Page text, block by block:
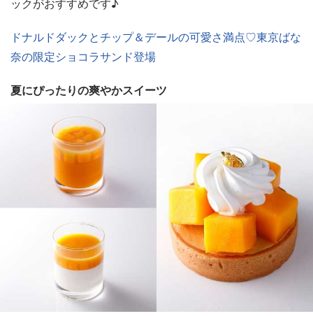
ックがおすすめです♪
ドナルドダックとチップ＆デールの可愛さ満点♡東京ばな
奈の限定ショコラサンド登場
夏にぴったりの爽やかスイーツ